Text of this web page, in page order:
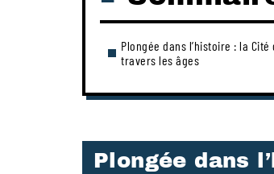
Plongée dans l’histoire : la
travers les âges
Plongée dans